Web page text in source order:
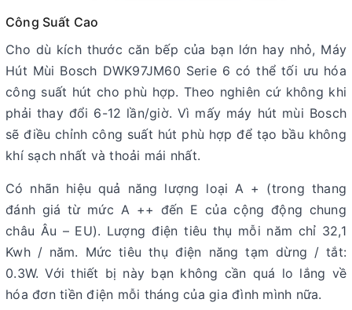
Công Suất Cao
Cho dù kích thước căn bếp của bạn lớn hay nhỏ, Máy
Hút Mùi Bosch DWK97JM60 Serie 6 có thể tối ưu hóa
công suất hút cho phù hợp. Theo nghiên cứ không khi
phải thay đổi 6-12 lần/giờ. Vì mấy máy hút mùi Bosch
sẽ điều chỉnh công suất hút phù hợp để tạo bầu không
khí sạch nhất và thoải mái nhất.
Có nhãn hiệu quả năng lượng loại A + (trong thang
đánh giá từ mức A ++ đến E của cộng động chung
châu Âu – EU). Lượng điện tiêu thụ mỗi năm chỉ 32,1
Kwh / năm. Mức tiêu thụ điện năng tạm dừng / tắt:
0.3W. Với thiết bị này bạn không cần quá lo lắng về
hóa đơn tiền điện mỗi tháng của gia đình mình nữa.